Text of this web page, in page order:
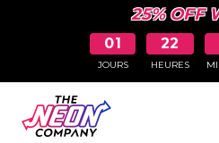
25% OFF
01
JOURS
22
HEURES
PAGE NON